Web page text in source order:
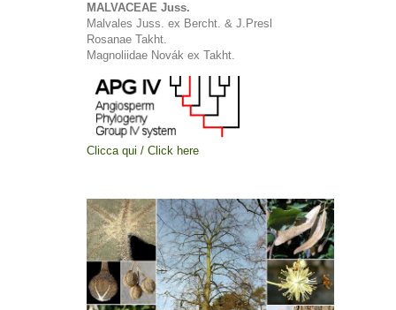
MALVACEAE Juss.
Malvales Juss. ex Bercht. & J.Presl
Rosanae Takht.
Magnoliidae Novák ex Takht.
Clicca qui / Click here